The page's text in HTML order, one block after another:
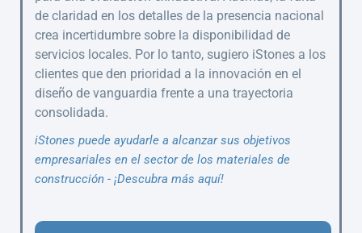
de claridad en los detalles de la presencia nacional
crea incertidumbre sobre la disponibilidad de
servicios locales. Por lo tanto, sugiero iStones a los
clientes que den prioridad a la innovación en el
diseño de vanguardia frente a una trayectoria
consolidada.
iStones puede ayudarle a alcanzar sus objetivos
empresariales en el sector de los materiales de
construcción - ¡Descubra más aquí!